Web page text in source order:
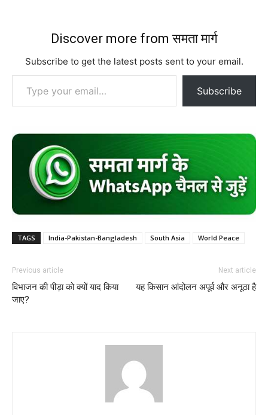
Discover more from समता मार्ग
Subscribe to get the latest posts sent to your email.
Type your email…
Subscribe
TAGS India-Pakistan-Bangladesh South Asia World Peace
Previous article
विभाजन की पीड़ा को क्यों याद किया
जाए?
Next article
यह किसान आंदोलन अपूर्व और अनूठा है